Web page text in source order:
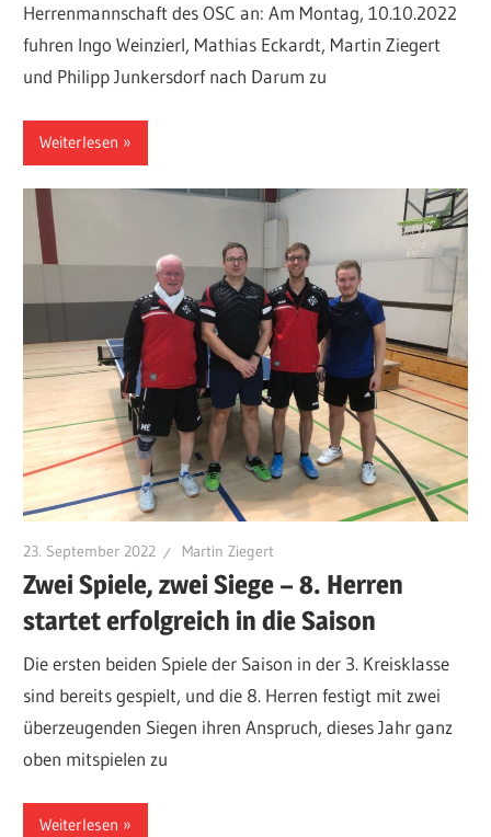
Herrenmannschaft des OSC an: Am Montag, 10.10.2022
fuhren Ingo Weinzierl, Mathias Eckardt, Martin Ziegert
und Philipp Junkersdorf nach Darum zu
Weiterlesen
23. September 2022 Martin Ziegert
Zwei Spiele, zwei Siege – 8. Herren
startet erfolgreich in die Saison
Die ersten beiden Spiele der Saison in der 3. Kreisklasse
sind bereits gespielt, und die 8. Herren festigt mit zwei
überzeugenden Siegen ihren Anspruch, dieses Jahr ganz
oben mitspielen zu
Weiterlesen